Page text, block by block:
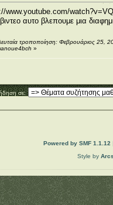
www.youtube.com/
αυτο βλεπουμε μια
τροποποίηση: Φεβρουάριος 25,
»
σε:
Powered by SMF 1.1.12
Style by